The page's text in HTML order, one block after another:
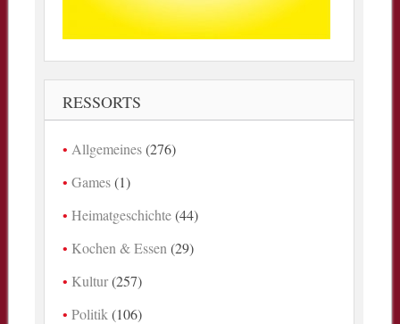
RESSORTS
Allgemeines(276)
Games(1)
Heimatgeschichte(44)
Kochen & Essen (29)
Kultur(257)
Politik (106)